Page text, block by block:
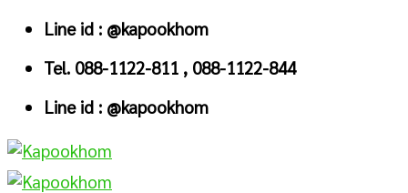
Skip
content
Line id : @kapookhom
Tel. 088-1122-811 , 088-1122-844
Line id : @kapookhom